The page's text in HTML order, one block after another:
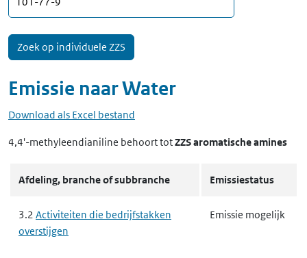
Emissie naarWater
Download als Excel bestand
4,4'-methyleendianiline behoort totZZS aromatische amines
Afdeling, branche of subbranche Emissiestatus
3.2 Activiteiten die bedrijfstakken
overstijgen
Emissie mogelijk